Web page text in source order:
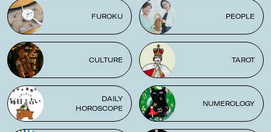
FUROKU PEOPLE
CULTURE TAROT
DAILY
HOROSCOPE
NUMEROLOGY